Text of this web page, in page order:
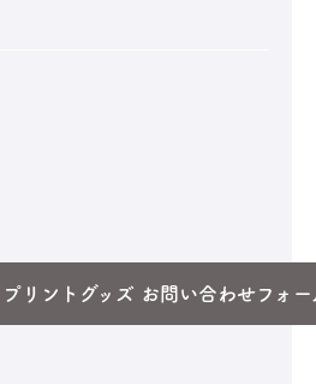
プリントグッズ お問い合わせフォー